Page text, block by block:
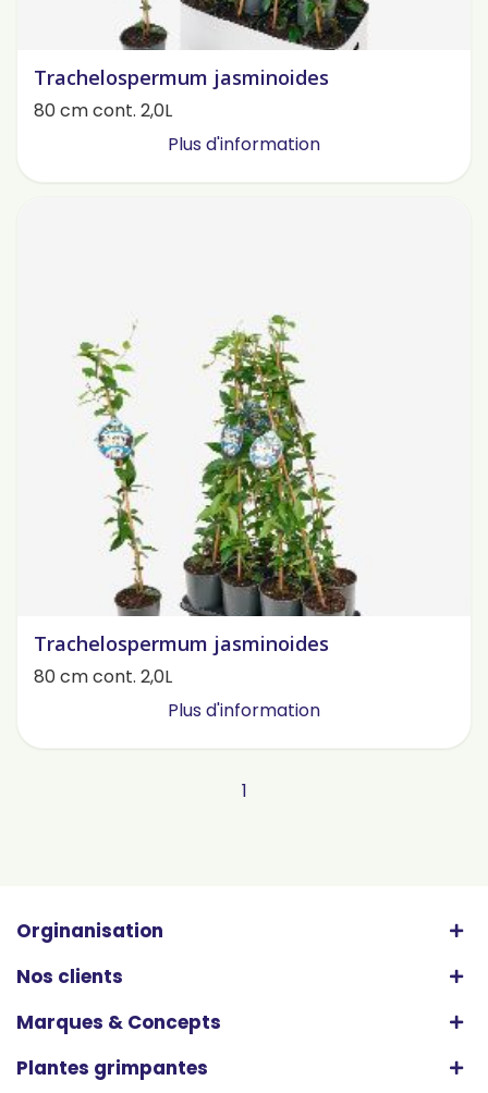
Trachelospermum jasminoides
80 cm cont. 2,0L
Plus d'information
Trachelospermum jasminoides
80 cm cont. 2,0L
Plus d'information
1
Orginanisation
Nos clients
Marques & Concepts
Plantes grimpantes